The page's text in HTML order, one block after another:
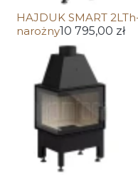
HAJDUK SMART
narożny10 795,00 zł